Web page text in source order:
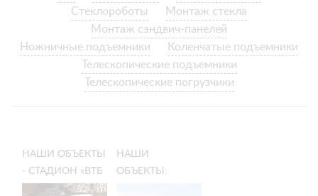
Стеклороботы
Монтаж стекла
Монтаж сэндвич-панелей
Ножничные подъемники
Коленчатые подъемники
Телескопические подъемники
Телескопические погрузчики
НАШИ ОБЪЕКТЫ
- СТАДИОН «ВТБ
АРЕНА»
НАШИ
ОБЪЕКТЫ: